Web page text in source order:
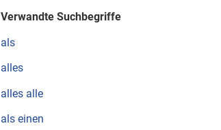
Verwandte Suchbegriffe
als
alles
alles alle
als einen